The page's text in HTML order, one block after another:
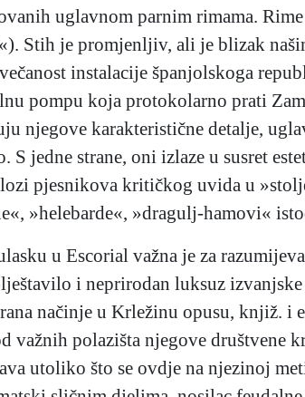
uglavnom parnim rimama.
Stih je promjenljiv, ali je blizak
instalacije španjolskoga
pompu koja protokolarno prati
njegove karakteristične detalje,
jedne strane, oni izlaze u susret
pjesnikova kritičkog uvida u
»helebarde«, »dragulj-hamovi«
u Escorial važna je za
i neprirodan luksuz
načinje u Krležinu opusu, knjiž. i
važnih polazišta njegove društvene
utoliko što se ovdje na njezinoj